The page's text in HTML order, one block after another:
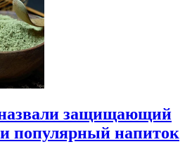
защищающий
популярный напиток